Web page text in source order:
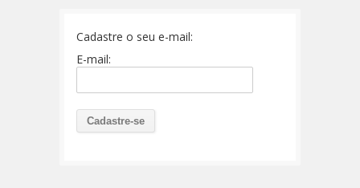
Cadastre o seu e-mail:
E-mail: